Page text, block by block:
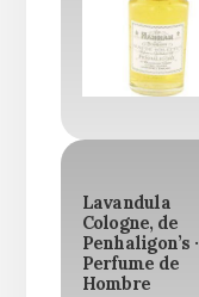
Lavandula
Cologne, de
Penhaligon’s ·
Perfume de
Hombre